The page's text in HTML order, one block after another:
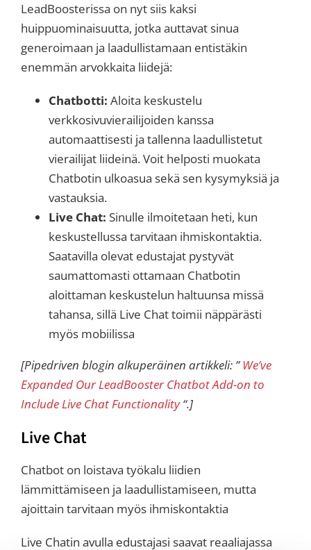
LeadBoosterissa on nyt siis kaksi
huippuominaisuutta, jotka auttavat sinua
generoimaan ja laadullistamaan entistäkin
enemmän arvokkaita liidejä:
Chatbotti: Aloita keskustelu
verkkosivuvierailijoiden kanssa
automaattisesti ja tallenna laadullistetut
vierailijat liideinä. Voit helposti muokata
Chatbotin ulkoasua sekä sen kysymyksiä ja
vastauksia.
Live Chat: Sinulle ilmoitetaan heti, kun
keskustellussa tarvitaan ihmiskontaktia.
Saatavilla olevat edustajat pystyvät
saumattomasti ottamaan Chatbotin
aloittaman keskustelun haltuunsa missä
tahansa, sillä Live Chat toimii näppärästi
myös mobiilissa
[Pipedriven blogin alkuperäinen artikkeli: ”We’ve
Expanded Our LeadBooster Chatbot Add-on to
Include Live Chat Functionality“.]
Live Chat
Chatbot on loistava työkalu liidien
lämmittämiseen ja laadullistamiseen, mutta
ajoittain tarvitaan myös ihmiskontaktia
Live Chatin avulla edustajasi saavat reaaliajassa